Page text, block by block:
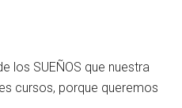
los SUEÑOS que nuestra
cursos, porque queremos